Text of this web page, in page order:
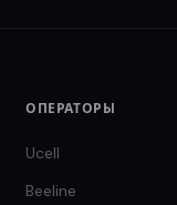
ОПЕРАТОРЫ
Ucell
Beeline